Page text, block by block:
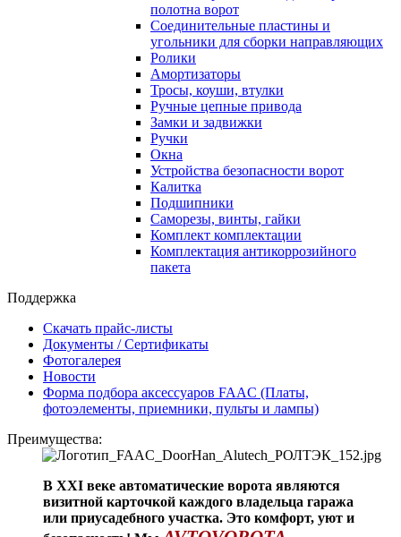
полотна ворот
Соединительные пластины и
угольники для сборки направляющих
Ролики
Амортизаторы
Тросы, коуши, втулки
Ручные цепные привода
Замки и задвижки
Ручки
Окна
Устройства безопасности ворот
Калитка
Подшипники
Саморезы, винты, гайки
Комплект комплектации
Комплектация антикоррозийного
пакета
Поддержка
Скачать прайс-листы
Документы / Сертификаты
Фотогалерея
Новости
Форма подбора аксессуаров FAAC (Платы,
фотоэлементы, приемники, пульты и лампы)
Преимущества:
В XXI веке автоматические ворота являются
визитной карточкой каждого владельца гаража
или приусадебного участка. Это комфорт, уют и